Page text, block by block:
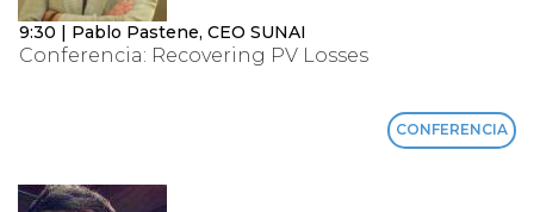
9:30 | Pablo Pastene, CEO SUNAI
Conferencia: Recovering PV Losses
CONFERENCIA